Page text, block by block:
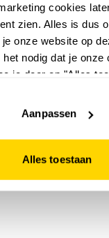
cookies
zien. Alles is dus
onze website op
nodig dat je onze
je door op "Alles
functioneert.
Aanpassen
Alles toestaan